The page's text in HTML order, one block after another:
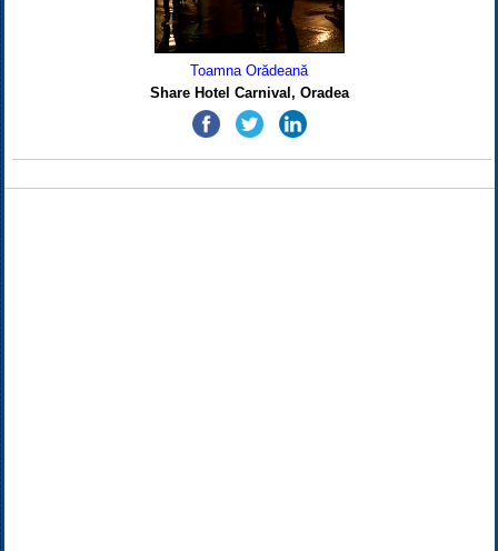
Toamna Orădeană
Share Hotel Carnival, Oradea